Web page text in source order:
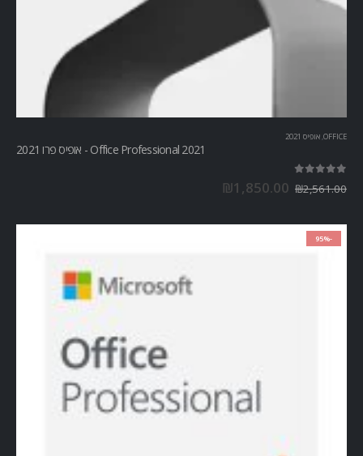
OFFICE
, אופיס 2021
Office Professional 2021 - אופיס פרו 2021
₪2,561.00
₪1,850.00
-95%